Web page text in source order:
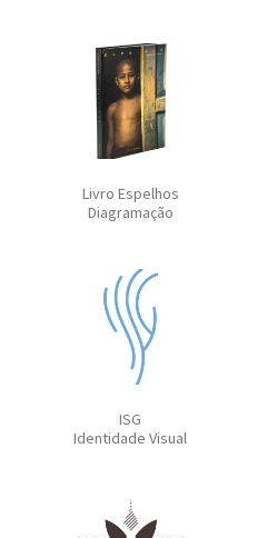
Livro Espelhos
Diagramação
ISG
Identidade Visual